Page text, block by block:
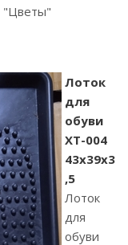
"Цветы"
Лоток
для
обуви
XT-004
43х39х3
,5
Лоток
для
обуви